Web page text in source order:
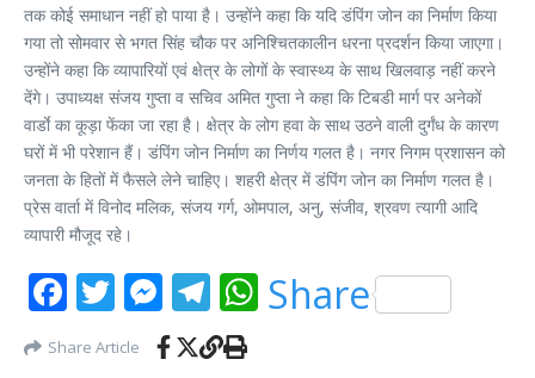
तक कोई समाधान नहीं हो पाया है। उन्होंने कहा कि यदि डंपिंग जोन का निर्माण किया
गया तो सोमवार से भगत सिंह चौक पर अनिश्चितकालीन धरना प्रदर्शन किया जाएगा।
उन्होंने कहा कि व्यापारियों एवं क्षेत्र के लोगों के स्वास्थ्य के साथ खिलवाड़ नहीं करने
देंगे। उपाध्यक्ष संजय गुप्ता व सचिव अमित गुप्ता ने कहा कि टिबडी मार्ग पर अनेकों
वार्डाे का कूड़ा फेंका जा रहा है। क्षेत्र के लोग हवा के साथ उठने वाली दुर्गंध के कारण
घरों में भी परेशान हैं। डंपिंग जोन निर्माण का निर्णय गलत है। नगर निगम प्रशासन को
जनता के हितों में फैसले लेने चाहिए। शहरी क्षेत्र में डंपिंग जोन का निर्माण गलत है।
प्रेस वार्ता में विनोद मलिक, संजय गर्ग, ओमपाल, अनु, संजीव, श्रवण त्यागी आदि
व्यापारी मौजूद रहे।
Facebook
Twitter
Messenger
Telegram
WhatsApp
Share
Share Article